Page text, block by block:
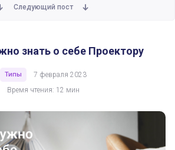
Следующий пост
знать о себе Проектору
Типы
7 февраля 2023
Время чтения: 12 мин